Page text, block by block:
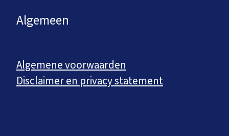
Algemeen
Algemene voorwaarden
Disclaimer en privacy statement